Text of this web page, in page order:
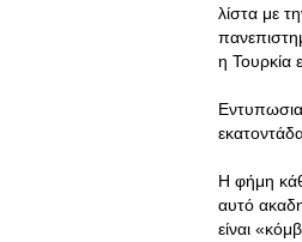
λίστα με
η Τουρκία
Η φήμη
αυτό
είναι